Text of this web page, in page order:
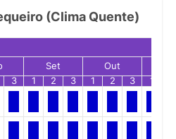
(Clima Quente)
Set Out
3 1 2 3 1 2 3 1